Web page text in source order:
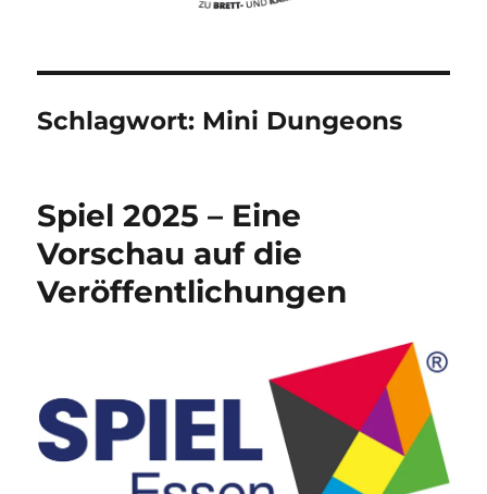
Schlagwort: Mini Dungeons
Spiel 2025 – Eine
Vorschau auf die
Veröffentlichungen